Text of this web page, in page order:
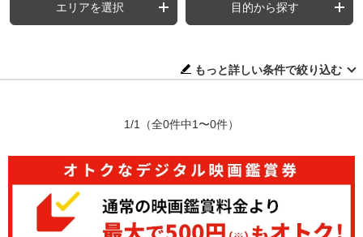
エリアを選択 目的から探す
もっと詳しい条件で絞り込む
1/1 （全0件中1〜0件）